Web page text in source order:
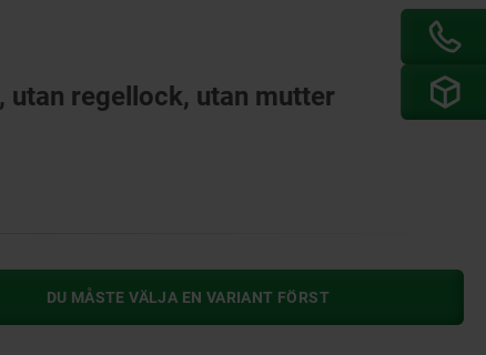
utan regellock, utan mutter
DU MÅSTE VÄLJA EN VARIANT FÖRST